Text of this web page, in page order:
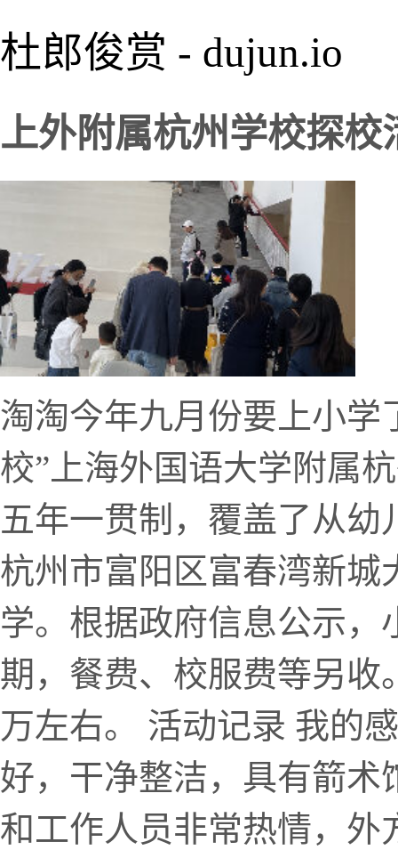
杜郎俊赏 - dujun.io
上外附属杭州学校探校
淘淘今年九月份要上小学
校”上海外国语大学附属
五年一贯制，覆盖了从
杭州市富阳区富春湾新城
学。根据政府信息公示，
期，餐费、校服费等另收
万左右。 活动记录 我的
好，干净整洁，具有箭术
和工作人员非常热情，外